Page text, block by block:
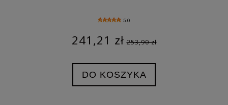
5.0
241,21 zł 253,90 zł
DO KOSZYKA